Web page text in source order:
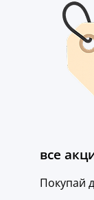
все
Покупай